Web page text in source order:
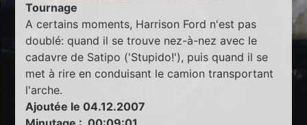
Tournage
A certains moments, Harrison Ford n'est pas
doublé: quand il se trouve nez-à-nez avec le
cadavre de Satipo ('Stupido!'), puis quand il se
met à rire en conduisant le camion transportant
l'arche.
Ajoutée le 04.12.2007